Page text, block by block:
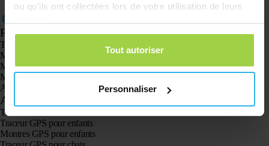
ou qu'ils ont collectées lors de votre utilisation de leurs
Tout autoriser
Personnaliser
Produits
Traceur GPS Spotter X10
Montre GPS Spotter Senior
Montre GPS Spotter Explorer
Montre GPS Spotter pour enfants
Animal Spotter
Applications
Traceurs GPS
Traceur GPS pour enfants
Montres GPS pour enfants